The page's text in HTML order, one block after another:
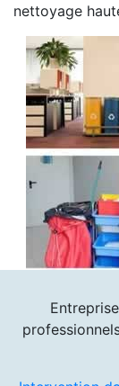
nettoyage